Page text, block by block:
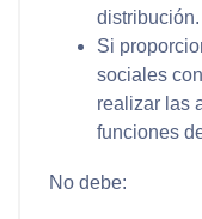
distribución.
Si
sociales
realizar las
funciones
No debe: